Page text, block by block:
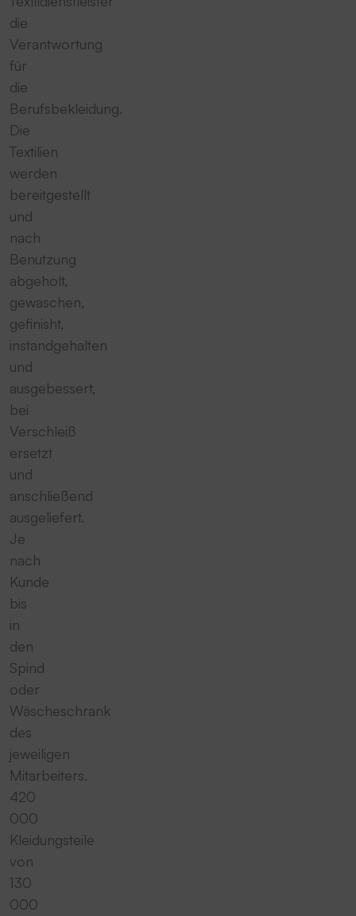
die
Verantwortung
für
die
Berufsbekleidung.
Die
Textilien
werden
bereitgestellt
und
nach
Benutzung
abgeholt,
gewaschen,
gefinisht,
instandgehalten
und
ausgebessert,
bei
Verschleiß
ersetzt
und
anschließend
ausgeliefert.
Je
nach
Kunde
bis
in
den
Spind
oder
Wäscheschrank
des
jeweiligen
Mitarbeiters.
420
000
Kleidungsteile
von
130
000